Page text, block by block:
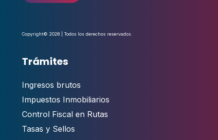
Copyright© 2026 | Todos los derechos reservados.
Trámites
Ingresos brutos
Impuestos Inmobiliarios
Control Fiscal en Rutas
Tasas y Sellos